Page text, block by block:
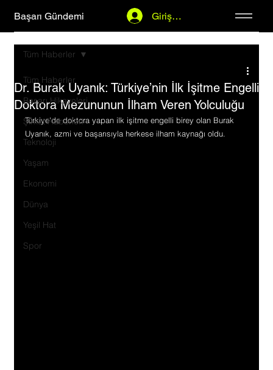
Başarı Gündemi Giriş Yap
Tüm Haberler
Başarı Hikayeleri
Şirket Haberleri
Teknoloji
Yaşam
Ekonomi
Dünya
Yeşil Hat
Spor
Tüm Haberler
Dr. Burak Uyanık: Türkiye’nin İlk İşitme Engelli
Doktora Mezununun İlham Veren Yolculuğu
Türkiye'de doktora yapan ilk işitme engelli birey olan Burak
Uyanık, azmi ve başarısıyla herkese ilham kaynağı oldu.